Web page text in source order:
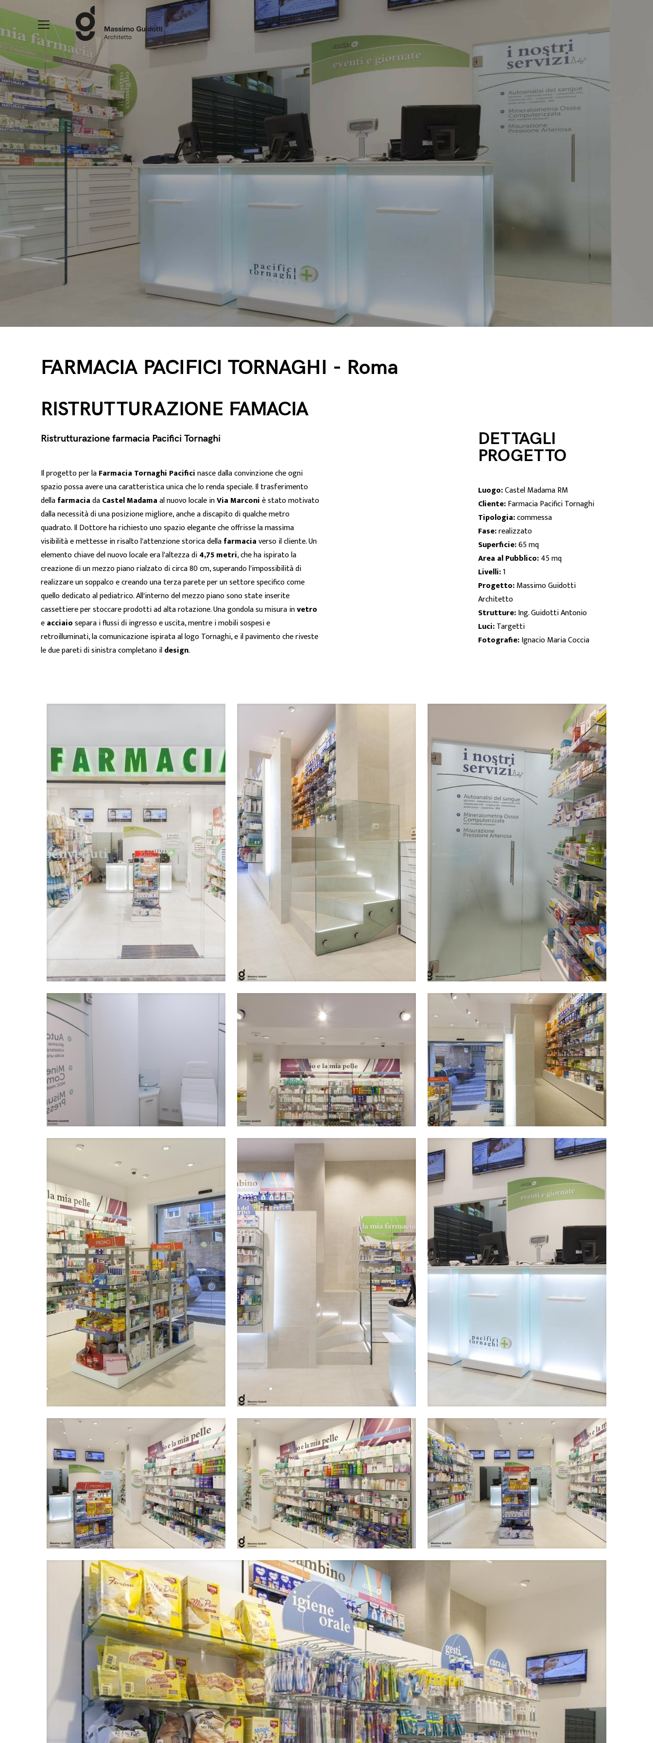
FARMACIA PACIFICI TORNAGHI - Roma
RISTRUTTURAZIONE FAMACIA
Ristrutturazione farmacia Pacifici Tornaghi
Il progetto per laFarmacia Tornaghi Pacificinasce dalla convinzione che ogni
spazio possa avere una caratteristica unica che lo renda speciale. Il trasferimento
dellafarmaciadaCastel Madamaal nuovo locale inVia Marconiè stato motivato
dalla necessità di una posizione migliore, anche a discapito di qualche metro
quadrato. Il Dottore ha richiesto uno spazio elegante che offrisse la massima
visibilità e mettesse in risalto l'attenzione storica dellafarmaciaverso il cliente. Un
elemento chiave del nuovo locale era l'altezza di4,75 metri, che ha ispirato la
creazione di un mezzo piano rialzato di circa 80 cm, superando l'impossibilità di
realizzare un soppalco e creando una terza parete per un settore specifico come
quello dedicato al pediatrico. All'interno del mezzo piano sono state inserite
cassettiere per stoccare prodotti ad alta rotazione. Una gondola su misura invetro
eacciaiosepara i flussi di ingresso e uscita, mentre i mobili sospesi e
retroilluminati, la comunicazione ispirata al logo Tornaghi, e il pavimento che riveste
le due pareti di sinistra completano ildesign.
DETTAGLI
PROGETTO
Luogo:Castel Madama RM
Cliente:Farmacia Pacifici Tornaghi
Tipologia:commessa
Fase:realizzato
Superficie:65 mq
Area al Pubblico:45 mq
Livelli:1
Progetto:Massimo Guidotti
Architetto
Strutture:Ing. Guidotti Antonio
Luci:Targetti
Fotografie:Ignacio Maria Coccia